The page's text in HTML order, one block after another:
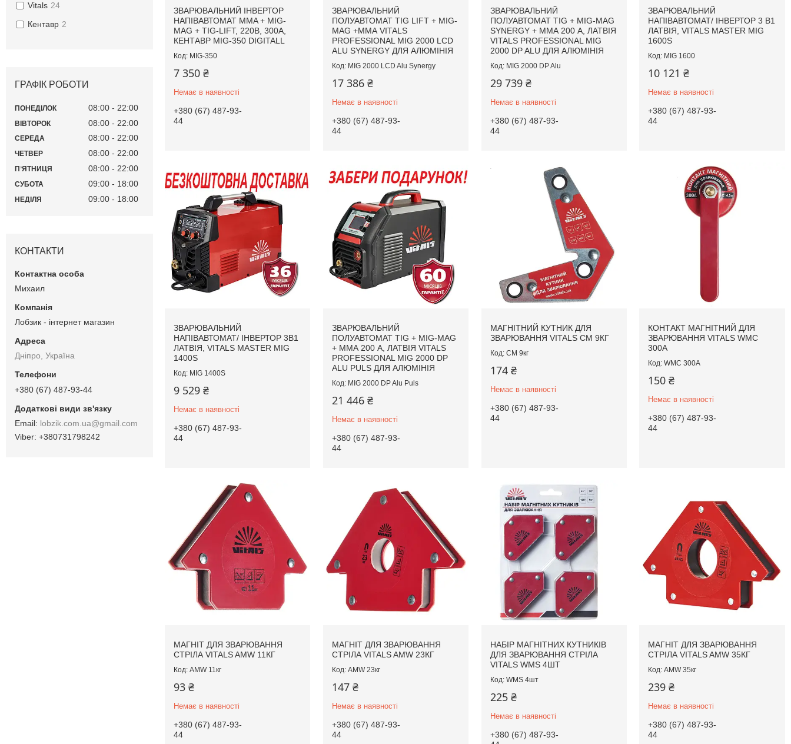
ЗВАРЮВАЛЬНИЙ ІНВЕРТОР
НАПІВАВТОМАТ MMA + MIG-
MAG + TIG-LIFT, 220В, 300А,
КЕНТАВР MIG-350 DIGITALL
MIG-350
7 350 ₴
Немає в наявності
+380 (67) 487-93-
44
ЗВАРЮВАЛЬНИЙ
ПОЛУАВТОМАТ TIG LIFT + MIG-
MAG +ММА VITALS
PROFESSIONAL MIG 2000 LCD
ALU SYNERGY ДЛЯ АЛЮМІНІЯ
MIG 2000 LCD Alu Synergy
17 386 ₴
Немає в наявності
+380 (67) 487-93-
44
ЗВАРЮВАЛЬНИЙ
ПОЛУАВТОМАТ TIG + MIG-MAG
SYNERGY + ММА 200 А, ЛАТВІЯ
VITALS PROFESSIONAL MIG
2000 DP ALU ДЛЯ АЛЮМІНІЯ
MIG 2000 DP Alu
29 739 ₴
Немає в наявності
+380 (67) 487-93-
44
ЗВАРЮВАЛЬНИЙ
НАПІВАВТОМАТ/ ІНВЕРТОР 3 В1
ЛАТВІЯ, VITALS MASTER MIG
1600S
MIG 1600
10 121 ₴
Немає в наявності
+380 (67) 487-93-
44
ЗВАРЮВАЛЬНИЙ
НАПІВАВТОМАТ/ ІНВЕРТОР 3В1
ЛАТВІЯ, VITALS MASTER MIG
1400S
MIG 1400S
9 529 ₴
Немає в наявності
+380 (67) 487-93-
44
ЗВАРЮВАЛЬНИЙ
ПОЛУАВТОМАТ TIG + MIG-MAG
+ ММА 200 А, ЛАТВІЯ VITALS
PROFESSIONAL MIG 2000 DP
ALU PULS ДЛЯ АЛЮМІНІЯ
MIG 2000 DP Alu Puls
21 446 ₴
Немає в наявності
+380 (67) 487-93-
44
МАГНІТНИЙ КУТНИК ДЛЯ
ЗВАРЮВАННЯ VITALS CM 9КГ
CM 9кг
174 ₴
Немає в наявності
+380 (67) 487-93-
44
КОНТАКТ МАГНІТНИЙ ДЛЯ
ЗВАРЮВАННЯ VITALS WMC
300A
WMC 300A
150 ₴
Немає в наявності
+380 (67) 487-93-
44
МАГНІТ ДЛЯ ЗВАРЮВАННЯ
СТРІЛА VITALS AMW 11КГ
AMW 11кг
93 ₴
Немає в наявності
+380 (67) 487-93-
44
МАГНІТ ДЛЯ ЗВАРЮВАННЯ
СТРІЛА VITALS AMW 23КГ
AMW 23кг
147 ₴
Немає в наявності
+380 (67) 487-93-
44
НАБІР МАГНІТНИХ КУТНИКІВ
ДЛЯ ЗВАРЮВАННЯ СТРІЛА
VITALS WMS 4ШТ
WMS 4шт
225 ₴
Немає в наявності
+380 (67) 487-93-
МАГНІТ ДЛЯ ЗВАРЮВАННЯ
СТРІЛА VITALS AMW 35КГ
AMW 35кг
239 ₴
Немає в наявності
+380 (67) 487-93-
44
Vitals 24
Кентавр 2
ГРАФІК РОБОТИ
ПОНЕДІЛОК 08:00 22:00
ВІВТОРОК 08:00 22:00
СЕРЕДА 08:00 22:00
ЧЕТВЕР 08:00 22:00
ПʼЯТНИЦЯ 08:00 22:00
СУБОТА 09:00 18:00
НЕДІЛЯ 09:00 18:00
КОНТАКТИ
Михаил
Лобзик - інтернет магазин
Дніпро, Україна
+380 (67) 487-93-44
lobzik.com.ua@gmail.com
+380731798242